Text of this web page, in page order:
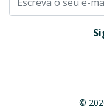
©